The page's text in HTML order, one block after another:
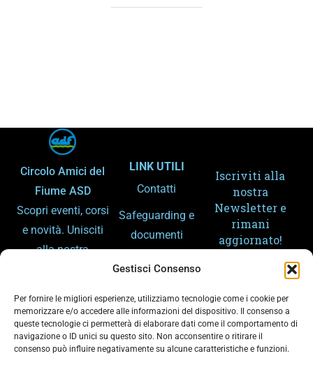
Gestisci Consenso
Per fornire le migliori esperienze, utilizziamo tecnologie come i cookie per
memorizzare e/o accedere alle informazioni del dispositivo. Il consenso a
queste tecnologie ci permetterà di elaborare dati come il comportamento di
navigazione o ID unici su questo sito. Non acconsentire o ritirare il
consenso può influire negativamente su alcune caratteristiche e funzioni.
Circolo Amici del
Fiume ASD
Scopri eventi, corsi
e novità. Unisciti
alla nostra
passione per lo
sport e il fiume.
LINK UTILI
Contatti
Safeguarding e
documenti
Amministrazion
Gemellaggi
Arpa – Meteo
Iscriviti alla
nostra
Newsletter e
rimani
aggiornato!